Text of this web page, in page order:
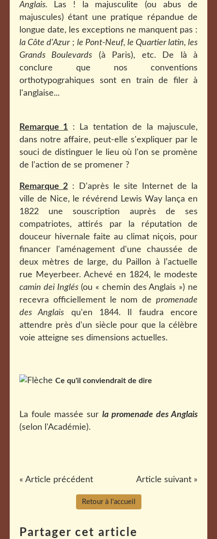
Anglais.
Las ! la majusculite (ou abus de
majuscules) étant une pratique répandue de
longue date, les exceptions ne manquent pas :
la Côte d'Azur; le Pont-Neuf, le Quartier latin, les
Grands Boulevards (à Paris), etc. De là à
conclure que nos conventions
orthotypograhiques sont en train de filer à
l'anglaise...
Remarque 1 : La tentation de la majuscule,
dans notre affaire, peut-elle s'expliquer par le
souci de distinguer le lieu où l'on se promène
de l'action de se promener ?
Remarque 2: D'après le site Internet de la
ville de Nice, le révérend Lewis Way lança en
1822 une souscription auprès de ses
compatriotes, attirés par la réputation de
douceur hivernale faite au climat niçois, pour
financer l'aménagement d'une chaussée de
deux mètres de large, du Paillon à l’actuelle
rue Meyerbeer. Achevé en 1824, le modeste
camin dei Inglés(ou « chemin des Anglais ») ne
recevra officiellement le nom de promenade
des Anglais qu'en 1844. Il faudra encore
attendre près d'un siècle pour que la célèbre
voie atteigne ses dimensions actuelles.
Ce qu'il conviendrait de dire
La foule massée sur la promenade des Anglais
(selon l'Académie).
« Article précédent Article suivant »
Retour à l'accueil
Partager cet article